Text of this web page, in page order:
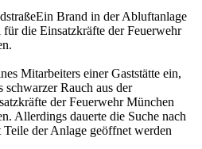
Ein Brand in der Abluftanlage
für die Einsatzkräfte der Feuerwehr
Mitarbeiters einer Gaststätte ein,
schwarzer Rauch aus der
der Feuerwehr München
Allerdings dauerte die Suche nach
Teile der Anlage geöffnet werden